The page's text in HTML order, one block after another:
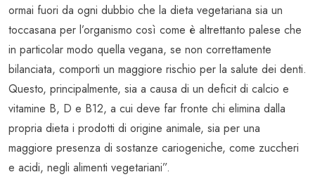
ormai fuori da ogni dubbio che la dieta vegetariana sia un
toccasana per l’organismo così come è altrettanto palese che
in particolar modo quella vegana, se non correttamente
bilanciata, comporti un maggiore rischio per la salute dei denti.
Questo, principalmente, sia a causa di un deficit di calcio e
vitamine B, D e B12, a cui deve far fronte chi elimina dalla
propria dieta i prodotti di origine animale, sia per una
maggiore presenza di sostanze cariogeniche, come zuccheri
e acidi, negli alimenti vegetariani”.